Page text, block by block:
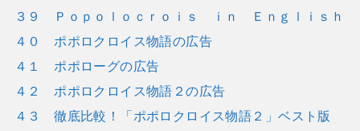
３９ Ｐｏｐｏｌｏｃｒｏｉｓ ｉｎ Ｅｎｇｌｉｓｈ
４０ ポポロクロイス物語の広告
４１ ポポローグの広告
４２ ポポロクロイス物語２の広告
４３ 徹底比較！「ポポロクロイス物語２」ベスト版